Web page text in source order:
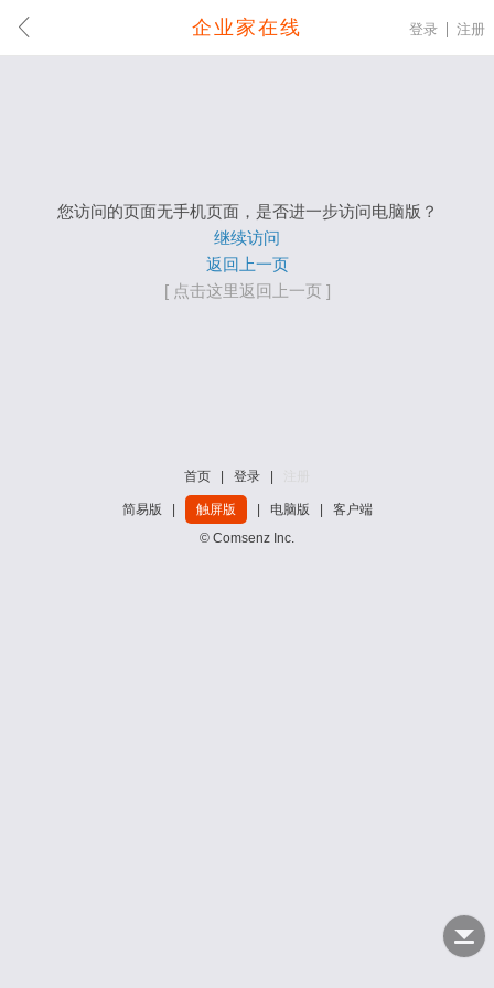
企业家在线 登录 注册
您访问的页面无手机页面，是否进一步访问电脑版？
继续访问
返回上一页
[ 点击这里返回上一页 ]
首页 登录
简易版 触屏版 电脑版
客户端
© Comsenz Inc.